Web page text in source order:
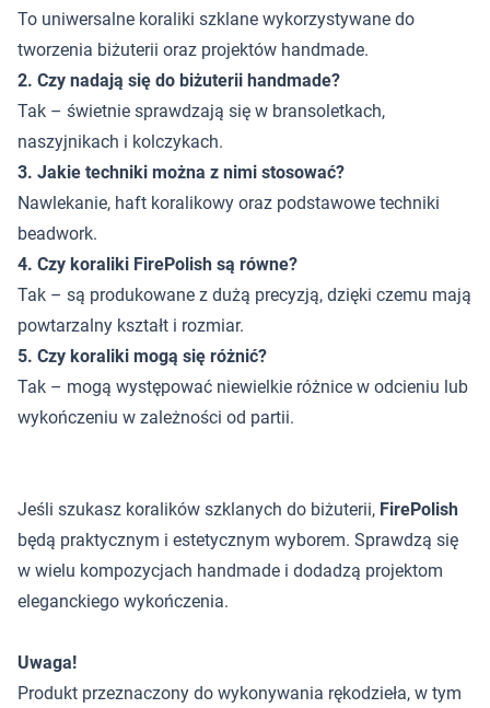
To uniwersalne koraliki szklane wykorzystywane do
tworzenia biżuterii oraz projektów handmade.
2. Czy nadają się do biżuterii handmade?
Tak – świetnie sprawdzają się w bransoletkach,
naszyjnikach i kolczykach.
3. Jakie techniki można z nimi stosować?
Nawlekanie, haft koralikowy oraz podstawowe techniki
beadwork.
4. Czy koraliki FirePolish są równe?
Tak – są produkowane z dużą precyzją, dzięki czemu mają
powtarzalny kształt i rozmiar.
5. Czy koraliki mogą się różnić?
Tak – mogą występować niewielkie różnice w odcieniu lub
wykończeniu w zależności od partii.
Jeśli szukasz koralików szklanych do biżuterii, FirePolish
będą praktycznym i estetycznym wyborem. Sprawdzą się
w wielu kompozycjach handmade i dodadzą projektom
eleganckiego wykończenia.
Uwaga!
Produkt przeznaczony do wykonywania rękodzieła, w tym